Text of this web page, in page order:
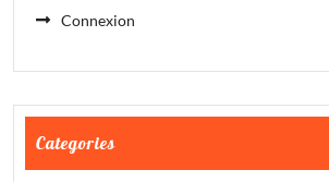
Connexion
Categories